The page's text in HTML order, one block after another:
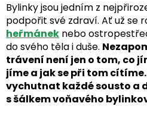
Bylinky jsou jedním z
podpořit své zdraví. Ať už se
heřmánek nebo
do svého těla i duše.
trávení není jen o tom, co
jíme a jak se při tom
vychutnat každé sousto a
s šálkem voňavého